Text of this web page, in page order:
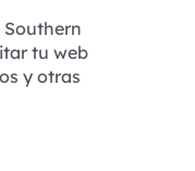
tu web
y otras